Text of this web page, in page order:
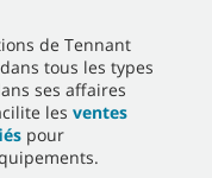
de Tennant
tous les types
ses affaires
les ventes
pour